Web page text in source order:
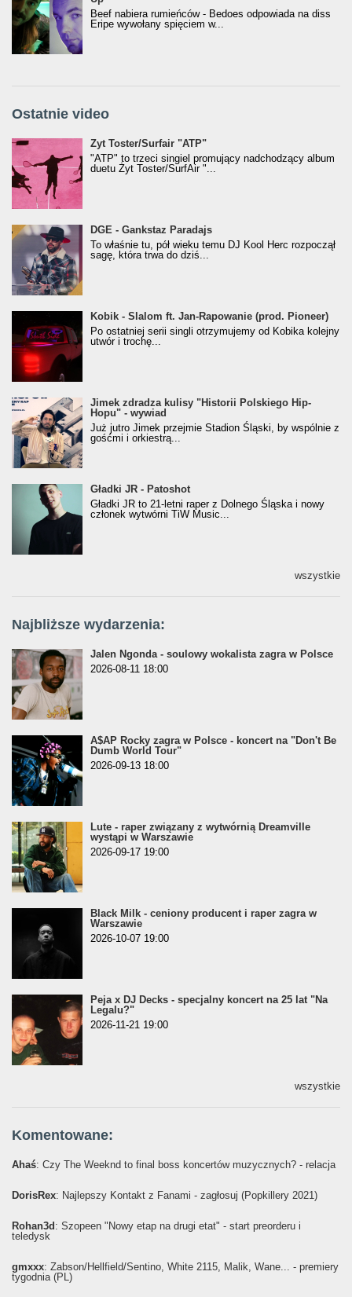
Beef nabiera rumieńców - Bedoes odpowiada na diss
Eripe wywołany spięciem w...
Ostatnie video
Żyt Toster/SurfAir - ATP VIDEO
Żyt Toster/Surfair "ATP"
"ATP" to trzeci singiel promujący nadchodzący album
duetu Żyt Toster/SurfAir "...
donGURALesko z nagrodą za
Klasyczny/Trueschoolowy Album Roku
(Popkillery 2023)
DGE - Gankstaz Paradajs
To właśnie tu, pół wieku temu DJ Kool Herc rozpoczął
sagę, która trwa do dziś...
Kobik - Slalom ft. Jan-Rapowanie (prod. Pioneer)
[Official Music Visualiser]
Kobik - Slalom ft. Jan-Rapowanie (prod. Pioneer)
Po ostatniej serii singli otrzymujemy od Kobika kolejny
utwór i trochę...
Jimek zdradza kulisy "Historii Polskiego Hip-
Hopu" - wywiad
Jimek zdradza kulisy "Historii Polskiego Hip-
Hopu" - wywiad
Już jutro Jimek przejmie Stadion Śląski, by wspólnie z
gośćmi i orkiestrą...
Gładki JR - Patoshot
Gładki JR - Patoshot
Gładki JR to 21-letni raper z Dolnego Śląska i nowy
członek wytwórni TiW Music...
wszystkie
Najbliższe wydarzenia:
Jalen Ngonda - soulowy wokalista zagra w Polsce
2026-08-11 18:00
A$AP Rocky zagra w Polsce - koncert na "Don't Be
Dumb World Tour"
2026-09-13 18:00
Lute - raper związany z wytwórnią Dreamville
wystąpi w Warszawie
2026-09-17 19:00
Black Milk - ceniony producent i raper zagra w
Warszawie
2026-10-07 19:00
Peja x DJ Decks - specjalny koncert na 25 lat "Na
Legalu?"
2026-11-21 19:00
wszystkie
Komentowane:
Ahaś: Czy The Weeknd to final boss koncertów muzycznych? - relacja
DorisRex: Najlepszy Kontakt z Fanami - zagłosuj (Popkillery 2021)
Rohan3d : Szopeen "Nowy etap na drugi etat" - start preorderu i
teledysk
gmxxx: Żabson/Hellfield/Sentino, White 2115, Malik, Wane... - premiery
tygodnia (PL)